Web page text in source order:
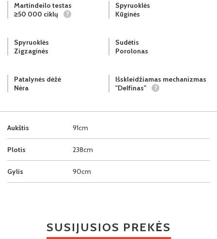
Aukštis 91cm
Plotis 238cm
Gylis 90cm
Martindeilo testas
≥50 000 ciklų
?
Spyruoklės
Kūginės
Spyruoklės
Zigzaginės
Sudėtis
Porolonas
Patalynės dėžė
Nėra
Išskleidžiamas mechanizmas
"Delfinas"
?
SUSIJUSIOS PREKĖS